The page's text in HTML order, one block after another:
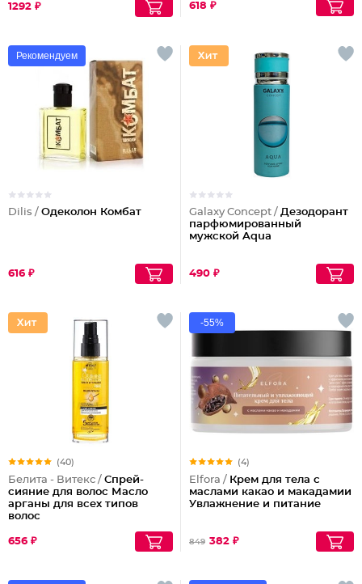
1292 ₽ 618 ₽
Рекомендуем
Dilis / Одеколон Комбат
616 ₽
Galaxy Concept / Дезодорант
парфюмированный
мужской Aqua
490 ₽
(40)
Белита - Витекс / Спрей-
сияние для волос Масло
арганы для всех типов
волос
656 ₽
-55%
(4)
Elfora / Крем для тела с
маслами какао и макадамии
Увлажнение и питание
849 382 ₽